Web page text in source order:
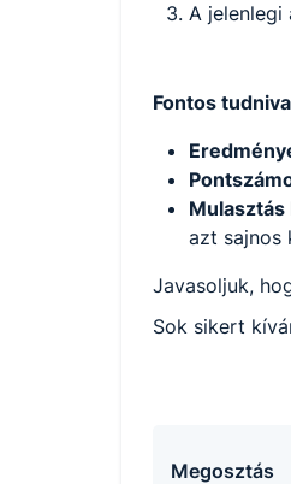
A jelenlegi
Fontos
azt sajnos
Javasoljuk,
Sok sikert
Megosztás